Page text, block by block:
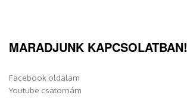
MARADJUNK KAPCSOLATBAN!
Facebook oldalam
Youtube csatornám